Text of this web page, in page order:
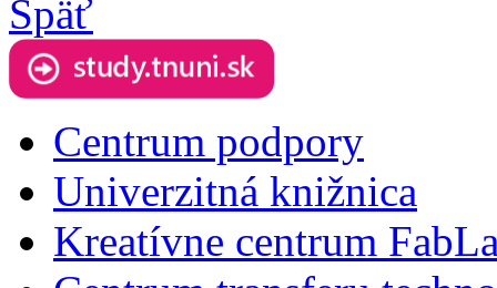
Späť
Centrum podpory
Univerzitná knižnica
Kreatívne centrum